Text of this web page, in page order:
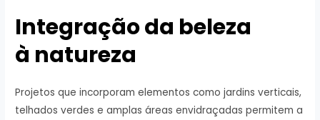
Integração da beleza
à natureza
Projetos que incorporam elementos como jardins verticais,
telhados verdes e amplas áreas envidraçadas permitem a